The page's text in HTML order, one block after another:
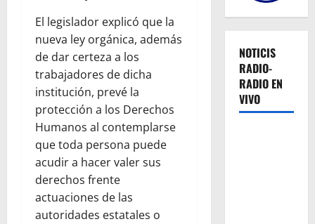
El legislador explicó que la
nueva ley orgánica, además
de dar certeza a los
trabajadores de dicha
institución, prevé la
protección a los Derechos
Humanos al contemplarse
que toda persona puede
acudir a hacer valer sus
derechos frente
actuaciones de las
autoridades estatales o
NOTICIS
RADIO-
RADIO EN
VIVO